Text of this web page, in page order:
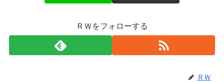
ＲＷをフォローする
ＲＷ